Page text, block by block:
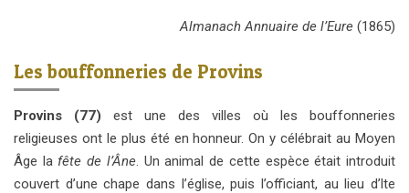
Almanach Annuaire de l’Eure (1865)
Les bouffonneries de Provins
Provins (77) est une des villes où les bouffonneries
religieuses ont le plus été en honneur. On y célébrait au Moyen
Âge la fête de l’Âne. Un animal de cette espèce était introduit
couvert d’une chape dans l’église, puis l’officiant, au lieu d’lte